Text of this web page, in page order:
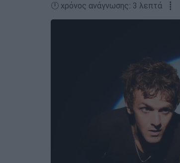
🕛 χρόνος ανάγνωσης: 3 λεπτά ┋